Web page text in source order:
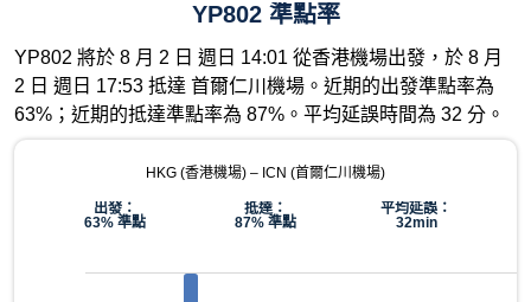
YP802 準點率
YP802 將於 8 月 2 日 週日 14:01 從香港機場出發，於 8 月
2 日 週日 17:53 抵達 首爾仁川機場。近期的出發準點率為
63%；近期的抵達準點率為 87%。平均延誤時間為 32 分。
HKG (香港機場) – ICN (首爾仁川機場)
出發：
63% 準點
抵達：
87% 準點
平均延誤：
32min